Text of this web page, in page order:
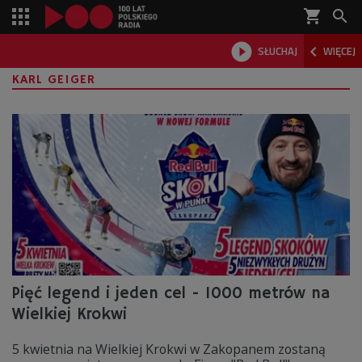
shopping_cart 
 SŁUCHAJ  WIĘCEJ

KARL GEIGER
Pięć legend i jeden cel - 1000 metrów na
Wielkiej Krokwi
5 kwietnia na Wielkiej Krokwi w Zakopanem zostaną